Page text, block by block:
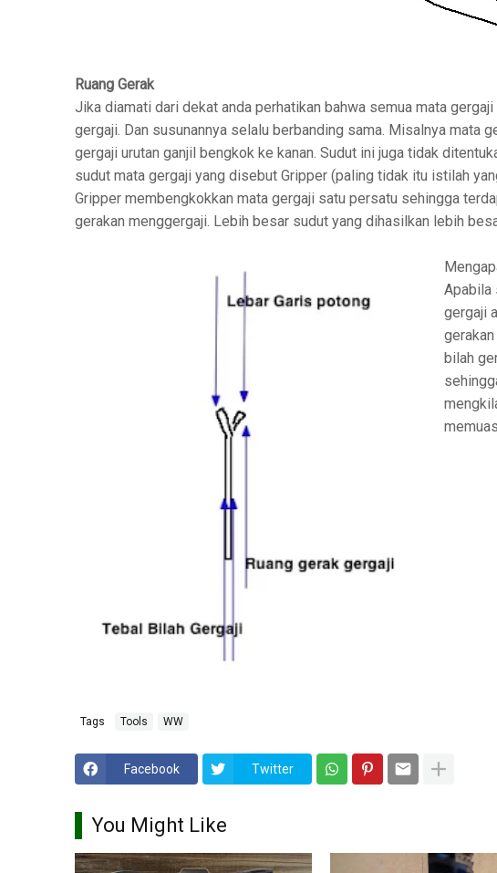
Ruang Gerak
Jika diamati dari dekat anda perhatikan bahwa semua mata
gergaji. Dan susunannya selalu berbanding sama. Misalnya mata
gergaji urutan ganjil bengkok ke kanan. Sudut ini juga tidak
sudut mata gergaji yang disebut Gripper (paling tidak itu istilah
Gripper membengkokkan mata gergaji satu persatu sehingga
gerakan menggergaji. Lebih besar sudut yang dihasilkan lebih
Apabila
gergaji
bilah
Tags Tools WW
Facebook Twitter
You Might Like